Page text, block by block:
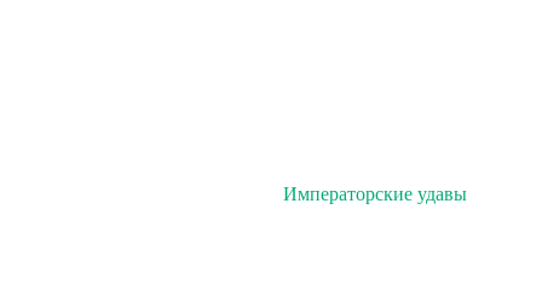
Императорские удавы